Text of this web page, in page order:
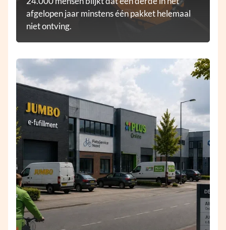
afgelopen jaar minstens één pakket helemaal
niet ontving.